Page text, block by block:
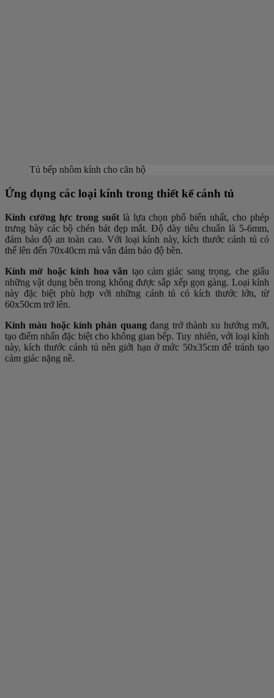
Tủ bếp nhôm kính cho căn hộ
Ứng dụng các loại kính trong thiết kế cánh tủ
Kính cường lực trong suốtlà lựa chọn phổ biến nhất, cho phép
trưng bày các bộ chén bát đẹp mắt. Độ dày tiêu chuẩn là 5-6mm,
đảm bảo độ an toàn cao. Với loại kính này, kích thước cánh tủ có
thể lên đến 70x40cm mà vẫn đảm bảo độ bền.
Kính mờ hoặc kính hoa văn tạo cảm giác sang trọng, che giấu
những vật dụng bên trong không được sắp xếp gọn gàng. Loại kính
này đặc biệt phù hợp với những cánh tủ có kích thước lớn, từ
60x50cm trở lên.
Kính màu hoặc kính phản quangđang trở thành xu hướng mới,
tạo điểm nhấn đặc biệt cho không gian bếp. Tuy nhiên, với loại kính
này, kích thước cánh tủ nên giới hạn ở mức 50x35cm để tránh tạo
cảm giác nặng nề.